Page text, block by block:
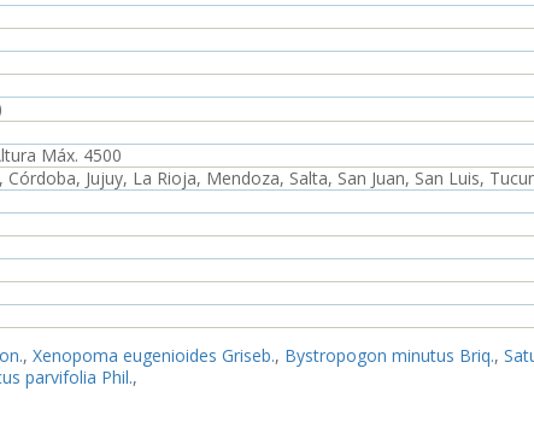
Máx. 4500
Jujuy, La Rioja, Mendoza, Salta, San Juan, San Luis,
, Xenopoma eugenioides Griseb., Bystropogon minutus Briq.,
parvifolia Phil.,